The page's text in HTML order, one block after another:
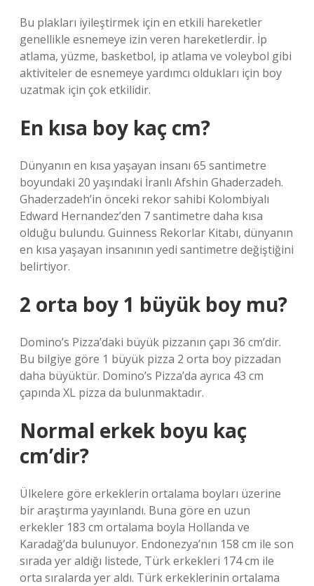
Bu plakları iyileştirmek için en etkili hareketler
genellikle esnemeye izin veren hareketlerdir. İp
atlama, yüzme, basketbol, ​​ip atlama ve voleybol gibi
aktiviteler de esnemeye yardımcı oldukları için boy
uzatmak için çok etkilidir.
En kısa boy kaç cm?
Dünyanın en kısa yaşayan insanı 65 santimetre
boyundaki 20 yaşındaki İranlı Afshin Ghaderzadeh.
Ghaderzadeh’in önceki rekor sahibi Kolombiyalı
Edward Hernandez’den 7 santimetre daha kısa
olduğu bulundu. Guinness Rekorlar Kitabı, dünyanın
en kısa yaşayan insanının yedi santimetre değiştiğini
belirtiyor.
2 orta boy 1 büyük boy mu?
Domino’s Pizza’daki büyük pizzanın çapı 36 cm’dir.
Bu bilgiye göre 1 büyük pizza 2 orta boy pizzadan
daha büyüktür. Domino’s Pizza’da ayrıca 43 cm
çapında XL pizza da bulunmaktadır.
Normal erkek boyu kaç
cm’dir?
Ülkelere göre erkeklerin ortalama boyları üzerine
bir araştırma yayınlandı. Buna göre en uzun
erkekler 183 cm ortalama boyla Hollanda ve
Karadağ’da bulunuyor. Endonezya’nın 158 cm ile son
sırada yer aldığı listede, Türk erkekleri 174 cm ile
orta sıralarda yer aldı. Türk erkeklerinin ortalama